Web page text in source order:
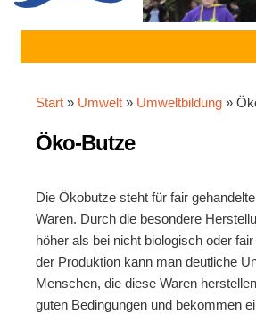
Start » Umwelt » Umweltbildung »
Öko-Butze
Die Ökobutze steht für fair
Waren. Durch die besondere
höher als bei nicht biologisch oder
der Produktion kann man deutliche
Menschen, die diese Waren
guten Bedingungen und bekommen